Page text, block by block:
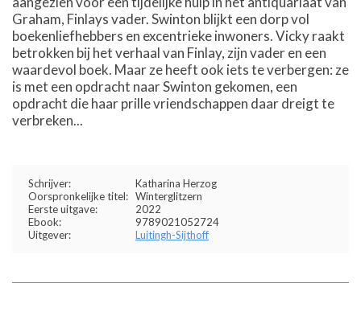
Graham, Finlays vader. Swinton blijkt een dorp vol
boekenliefhebbers en excentrieke inwoners. Vicky raakt
betrokken bij het verhaal van Finlay, zijn vader en een
waardevol boek. Maar ze heeft ook iets te verbergen: ze
is met een opdracht naar Swinton gekomen, een
opdracht die haar prille vriendschappen daar dreigt te
verbreken...
Schrijver:
Katharina Herzog
Oorspronkelijke titel: Winterglitzern
Eerste uitgave:
2022
Ebook:
9789021052724
Uitgever:
Luitingh-Sijthoff